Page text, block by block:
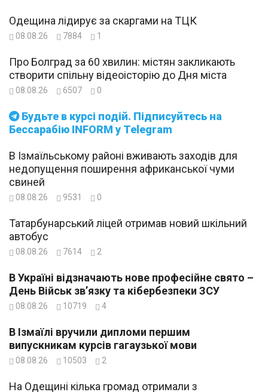
Будьте в курсі подій. Підписуйтесь на
Бессарабію INFORM у Telegram
Одещина лідирує за скаргами на ТЦК
08.08.26 7884 1
Про Болград за 60 хвилин: містян закликають
створити спільну відеоісторію до Дня міста
08.08.26 6507 0
В Ізмаїльському районі вживають заходів для
недопущення поширення африканської чуми
свиней
08.08.26 9531 0
Татарбунарський ліцей отримав новий шкільний
автобус
08.08.26 7614 2
В Україні відзначають нове професійне свято –
День Військ зв’язку та кібербезпеки ЗСУ
08.08.26 10719 4
В Ізмаїлі вручили дипломи першим
випускникам курсів гагаузької мови
08.08.26 10503 2
На Одещині кілька громад отримали з